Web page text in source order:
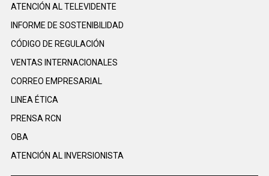
ATENCIÓN AL TELEVIDENTE
INFORME DE SOSTENIBILIDAD
CÓDIGO DE REGULACIÓN
VENTAS INTERNACIONALES
CORREO EMPRESARIAL
LINEA ÉTICA
PRENSA RCN
OBA
ATENCIÓN AL INVERSIONISTA